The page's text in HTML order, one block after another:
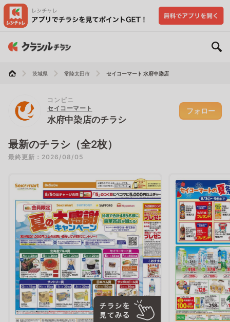
茨城県 常陸太田市 セイコーマート 水府中染店
コンビニ
セイコーマート
水府中染店のチラシ
フォロー
最新のチラシ（全2枚）
最終更新：2026/08/05